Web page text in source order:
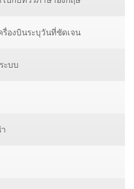
รื่องบินระบุวันที่ชัดเจน
ะบบ